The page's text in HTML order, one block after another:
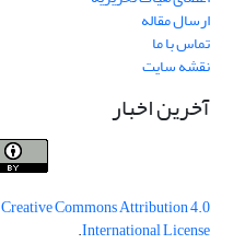
ارسال مقاله
تماس با ما
نقشه سایت
آخرین اخبار
Creative Commons Attribution 4.0
International License
.